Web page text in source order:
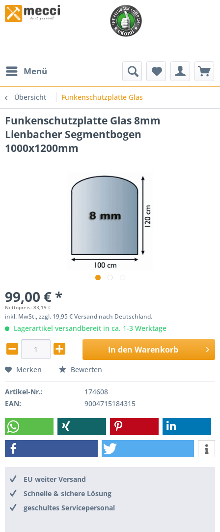
Menü
Übersicht Funkenschutzplatte Glas
Funkenschutzplatte Glas 8mm
Lienbacher Segmentbogen
1000x1200mm
99,00 € *
Nettopreis: 83,19 €
inkl. MwSt., zzgl. 19,95 € Versand nach Deutschland.
Lagerartikel versandbereit in ca. 1-3 Werktage
In den Warenkorb
Merken Bewerten
Artikel-Nr.:
174608
EAN:
9004715184315
EU weiter Versand
Schnelle & sichere Lösung
geschultes Servicepersonal